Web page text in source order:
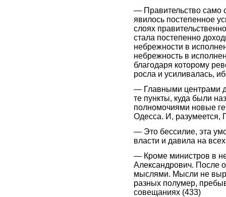
— Правительство само
явилось постепенное
слоях
стала постепенно
небрежности в
небрежность в
благодаря которому
росла и усиливалась,
— Главными центрами
те пункты, куда были
полномочиями новые
Одесса. И, разумеется,
— Это бессилие, эта
власти и давила на
— Кроме министров в
Александрович. После
мыслями. Мысли не
разных полумер,
совещаниях (433)